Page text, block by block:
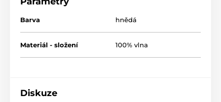
Barva hnědá
Materiál - složení 100% vlna
Diskuze